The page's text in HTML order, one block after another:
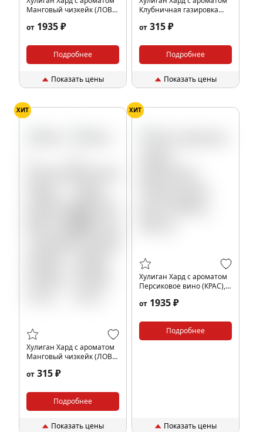
Манговый чизкейк (ЛОВА
от 1935 ₽
Подробнее
Показать цены
Клубничная газировка
от 315 ₽
Подробнее
Показать цены
ХИТ
Хулиган Хард с ароматом
Манговый чизкейк (ЛОВА
от 315 ₽
Подробнее
Показать цены
ХИТ
Хулиган Хард с ароматом
Персиковое вино (КРАС),
от 1935 ₽
Подробнее
Показать цены